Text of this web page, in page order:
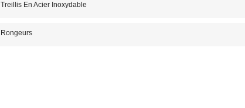
Treillis En Acier Inoxydable
Rongeurs